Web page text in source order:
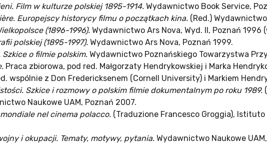
Film w kulturze polskiej 1895-1914. Wydawnictwo Book Service,
Europejscy historycy filmu o początkach kina. (Red.)
(1896-1996). Wydawnictwo Ars Nova, Wyd. II, Poznań 1996
polskiej (1895-1997). Wydawnictwo Ars Nova, Poznań 1999.
o filmie polskim. Wydawnictwo Poznańskiego Towarzystwa
Praca zbiorowa, pod red. Małgorzaty Hendrykowskiej i Marka
wspólnie z Don Fredericksenem (Cornell University) i Markiem
Szkice i rozmowy o polskim filmie dokumentalnym po roku 1989.
Naukowe UAM, Poznań 2007.
nel cinema polacco. (Traduzione Francesco Groggia),
i okupacji. Tematy, motywy, pytania. Wydawnictwo Naukowe